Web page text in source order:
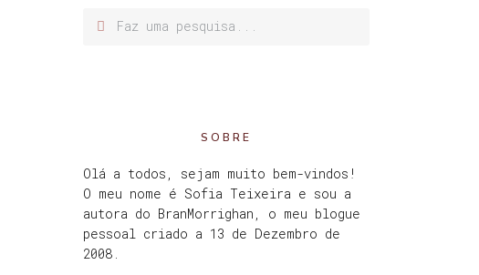
SOBRE
Olá a todos, sejam muito bem-vindos!
O meu nome é Sofia Teixeira e sou a
autora do BranMorrighan, o meu blogue
pessoal criado a 13 de Dezembro de
2008.